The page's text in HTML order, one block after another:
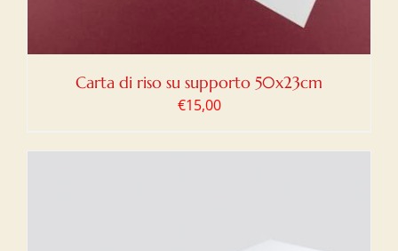
Carta di riso su supporto 50x23cm
€15,00